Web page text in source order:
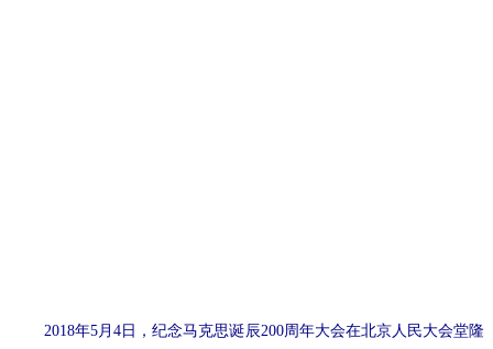
2018年5月4日，纪念马克思诞辰200周年大会在北京人民大会堂隆